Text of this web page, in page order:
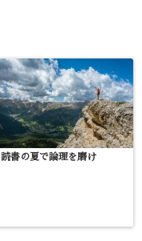
読書の夏で論理を磨け